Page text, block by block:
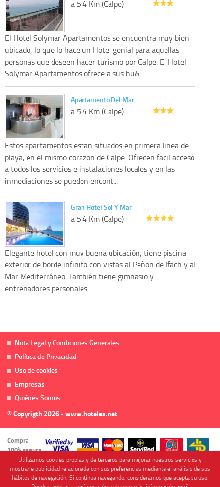
a 5.4 Km (Calpe)
El Hotel Solymar Apartamentos se encuentra muy bien
ubicado, lo que lo hace un Hotel genial para aquellas
personas que deseen hacer turismo por Calpe. El Hotel
Solymar Apartamentos ofrece a sus hu&...
Apartamento Del Mar
a 5.4 Km (Calpe)
Estos apartamentos estan situados en primera linea de
playa, en el mismo corazon de Calpe. Ofrecen facil acceso
a todos los servicios e instalaciones locales y en las
inmediaciones se pueden encont...
Gran Hotel Sol Y Mar
a 5.4 Km (Calpe)
Elegante hotel con muy buena ubicación, tiene piscina
exterior de borde infinito con vistas al Peñon de Ifach y al
Mar Mediterráneo. También tiene gimnasio y
entrenadores personales.
Nota Legal y Condiciones Generales
Política de Privacidad
Uso de cookies
Empresas
Quiénes Somos
© Copyrigth 2026 - www.hoteles.net
Compra
100% segura
Utilizamos cookies propias y de terceros para mejorar nuestros servicios y
mostrarle publicidad relacionada con sus preferencias mediante el análisis de sus
hábitos de navegación. Si continua navegando, consideramos que acepta su uso.